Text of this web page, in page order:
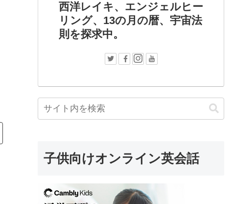
西洋レイキ、エンジェルヒー
リング、13の月の暦、宇宙法
則を探求中。
子供向けオンライン英会話